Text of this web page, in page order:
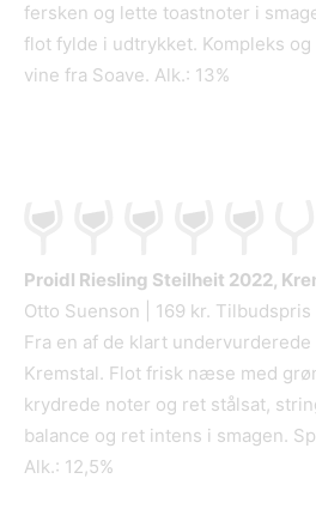
fersken og lette toastnoter i
flot fylde i udtrykket. Kompleks
vine fra Soave. Alk.: 13%
Proidl Riesling Steilheit 2022,
Otto Suenson | 169 kr. Tilbudspris
Fra en af de klart
Kremstal. Flot frisk næse med
krydrede noter og ret stålsat,
balance og ret intens i smagen.
Alk.: 12,5%